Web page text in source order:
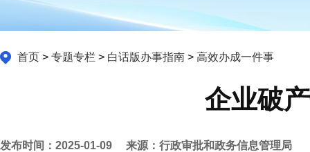
首页 > 专题专栏 > 白话版办事指南 > 高效办成一件事
企业破
发布时间：2025-01-09 来源：行政审批和政务信息管理局